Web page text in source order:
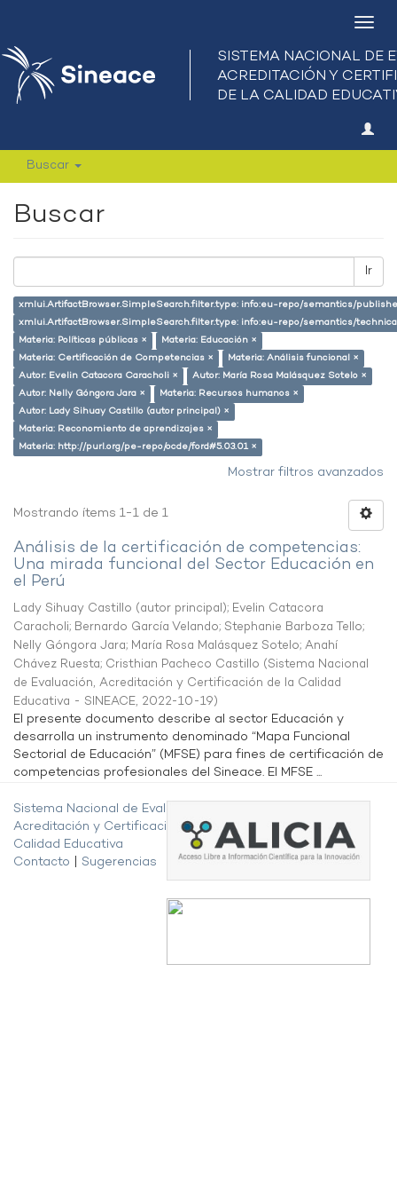
Buscar
Buscar
Ir
xmlui.ArtifactBrowser.SimpleSearch.filter.type: info:eu-repo/semantics/
xmlui.ArtifactBrowser.SimpleSearch.filter.type: info:eu-repo/semantics/
Materia: Políticas públicas ×
Materia: Educación ×
Materia: Certificación de Competencias ×
Materia: Análisis funcional ×
Autor: Evelin Catacora Caracholi ×
Autor: María Rosa Malásquez Sotelo ×
Autor: Nelly Góngora Jara ×
Materia: Recursos humanos ×
Autor: Lady Sihuay Castillo (autor principal) ×
Materia: Reconomiento de aprendizajes ×
Materia: http://purl.org/pe-repo/ocde/ford#5.03.01 ×
Mostrar filtros avanzados
Mostrando ítems 1-1 de 1
Análisis de la certificación de competencias:
Una mirada funcional del Sector Educación en
el Perú
Lady Sihuay Castillo (autor principal); Evelin Catacora
Caracholi; Bernardo García Velando; Stephanie Barboza Tello;
Nelly Góngora Jara; María Rosa Malásquez Sotelo; Anahí
Chávez Ruesta; Cristhian Pacheco Castillo (Sistema Nacional
de Evaluación, Acreditación y Certificación de la Calidad
Educativa - SINEACE, 2022-10-19)
El presente documento describe al sector Educación y
desarrolla un instrumento denominado “Mapa Funcional
Sectorial de Educación” (MFSE) para fines de certificación de
competencias profesionales del Sineace. El MFSE ...
Sistema Nacional de Evaluación,
Acreditación y Certificación de la
Calidad Educativa
Contacto
Sugerencias